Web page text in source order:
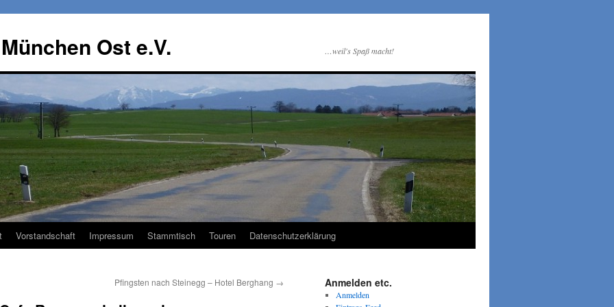
Ost e.V. …weil's Spaß macht!
Vorstandschaft Impressum Stammtisch Touren Datenschutzerklärung
Pfingsten nach Steinegg – Hotel Berghang → Anmelden etc.
Anmelden